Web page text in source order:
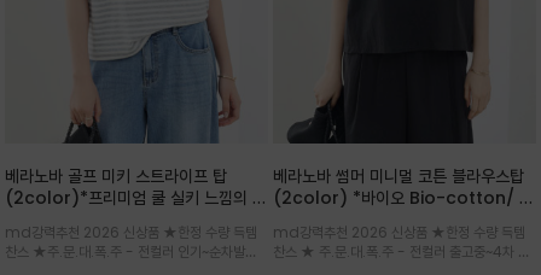
베라노바 골프 미키 스트라이프 탑
(2color)*프리미엄 쿨 실키 느낌의 폴
내 ★골프 미키티 포함 구매및 20만원
넘는 구매고객님께는 타이틀리스트 베라
md강력추천 2026 신상품 ★한정 수량 득템
찬스 ★주.문.대.폭.주 - 전컬러 인기~순차발송
베라노바 썸머 미니멀 코튼 블라우스탑
(2color) *바이오 Bio-cotton/ 시
럼 편안하지만 블라우스처럼 단정한 무
드가 느껴지는 코튼 블라우스 탑
md강력추천 2026 신상품 ★한정 수량 득템
찬스 ★ 주.문.대.폭.주 - 전컬러 출고중~4차 리